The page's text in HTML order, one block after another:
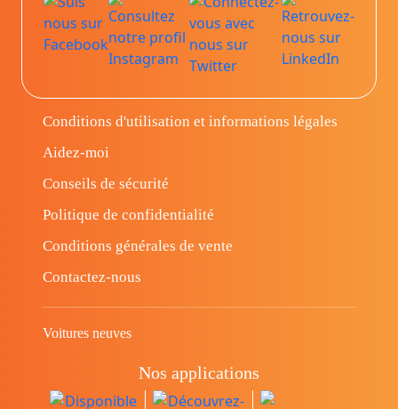
Conditions d'utilisation et informations légales
Aidez-moi
Conseils de sécurité
Politique de confidentialité
Conditions générales de vente
Contactez-nous
Voitures neuves
Nos applications